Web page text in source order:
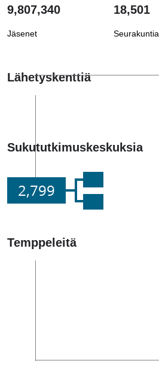
9,807,340
Jäsenet
18,501
Seurakuntia
Lähetyskenttiä
Sukututkimuskeskuksia
2,799
Temppeleitä